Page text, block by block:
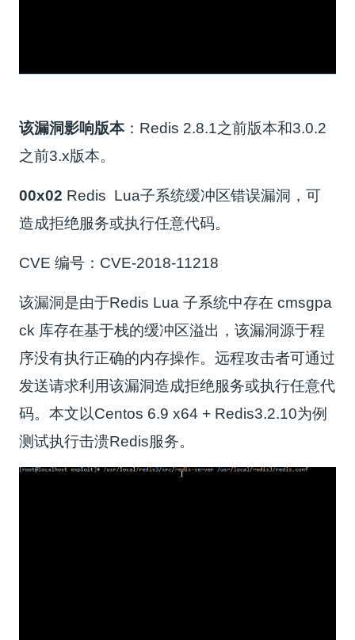
该漏洞影响版本 ：Redis 2.8.1之前版本和3.0.2
之前3.x版本。
00x02 Redis Lua子系统缓冲区错误漏洞，可
造成拒绝服务或执行任意代码。
CVE 编号：CVE-2018-11218
该漏洞是由于Redis Lua 子系统中存在 cmsgpa
ck 库存在基于栈的缓冲区溢出，该漏洞源于程
序没有执行正确的内存操作。远程攻击者可通过
发送请求利用该漏洞造成拒绝服务或执行任意代
码。本文以Centos 6.9 x64 + Redis3.2.10为例
测试执行击溃Redis服务。